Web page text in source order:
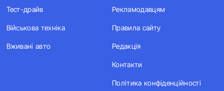
Тест-драйв
Військова техніка
Вживані авто
Рекламодавцям
Правила сайту
Редакція
Контакти
Політика конфіденційності